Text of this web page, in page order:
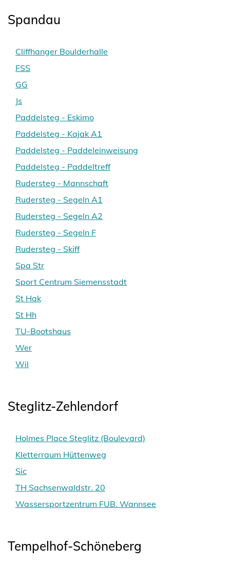
Spandau
Cliffhanger Boulderhalle
FSS
GG
Js
Paddelsteg - Eskimo
Paddelsteg - Kajak A1
Paddelsteg - Paddeleinweisung
Paddelsteg - Paddeltreff
Rudersteg - Mannschaft
Rudersteg - Segeln A1
Rudersteg - Segeln A2
Rudersteg - Segeln F
Rudersteg - Skiff
Spa Str
Sport Centrum Siemensstadt
St Hak
St Hh
TU-Bootshaus
Wer
Wil
Steglitz-Zehlendorf
Holmes Place Steglitz (Boulevard)
Kletterraum Hüttenweg
Sic
TH Sachsenwaldstr. 20
Wassersportzentrum FUB. Wannsee
Tempelhof-Schöneberg